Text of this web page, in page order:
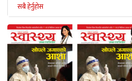
सबै हेर्नुहोस